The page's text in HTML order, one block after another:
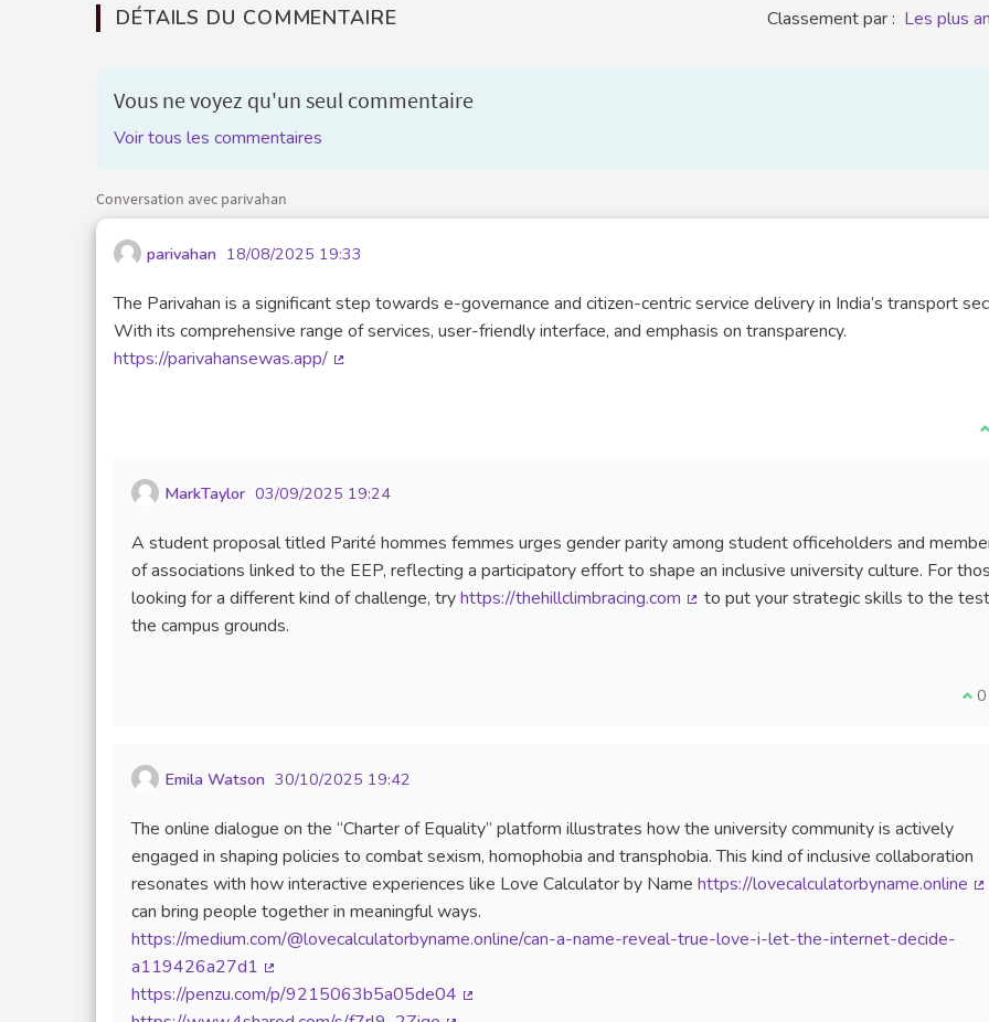
DÉTAILS DU COMMENTAIRE Classement par : Les plus
Vous ne voyez qu'un seul commentaire
Voir tous les commentaires
Conversation avec parivahan
parivahan 18/08/2025 19:33
The Parivahan is a significant step towards e-governance and citizen-centric service delivery in India’s transport
With its comprehensive range of services, user-friendly interface, and emphasis on transparency.
https://parivahansewas.app/
MarkTaylor 03/09/2025 19:24
A student proposal titled Parité hommes femmes urges gender parity among student officeholders and
of associations linked to the EEP, reflecting a participatory effort to shape an inclusive university culture. For
looking for a different kind of challenge, tryhttps://thehillclimbracing.com
to put your strategic skills to the
the campus grounds.
Je0
Emila Watson 30/10/2025 19:42
The online dialogue on the “Charter of Equality” platform illustrates how the university community is actively
engaged in shaping policies to combat sexism, homophobia and transphobia. This kind of inclusive collaboration
resonates with how interactive experiences like Love Calculator by Name https://lovecalculatorbyname.online
can bring people together in meaningful ways.
https://medium.com/@lovecalculatorbyname.online/can-a-name-reveal-true-love-i-let-the-internet-decide-
a119426a27d1
(Lien externe)
https://penzu.com/p/9215063b5a05de04